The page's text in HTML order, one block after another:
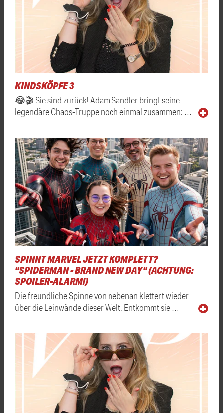
KINDSKÖPFE 3
😂🎬 Sie sind zurück! Adam Sandler bringt seine
legendäre Chaos-Truppe noch einmal zusammen: …
SPINNT MARVEL JETZT KOMPLETT?
"SPIDERMAN - BRAND NEW DAY" (ACHTUNG:
SPOILER-ALARM!)
Die freundliche Spinne von nebenan klettert wieder
über die Leinwände dieser Welt. Entkommt sie …